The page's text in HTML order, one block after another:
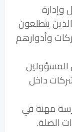
وإدارة
يتطلعون
وأدوارهم
المسؤولين
داخل
مهنة في
الصلة.